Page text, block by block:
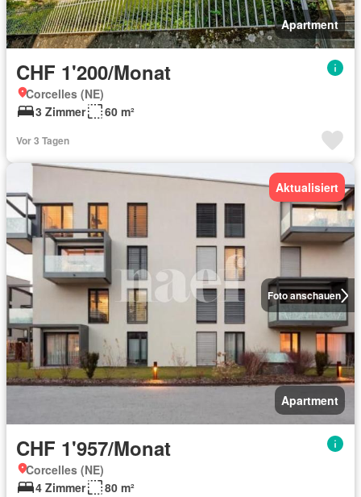
Apartment
CHF 1'200/Monat
Corcelles (NE)
3 Zimmer
60 m²
Vor 3 Tagen
Foto anschauen
Aktualisiert
Apartment
CHF 1'957/Monat
Corcelles (NE)
4 Zimmer
80 m²